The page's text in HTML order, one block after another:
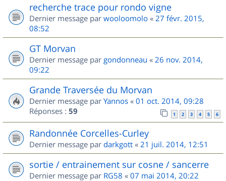
recherche trace pour rondo vigne
Dernier message par wooloomolo « 27 févr. 2015,
08:52
GT Morvan
Dernier message par gondonneau « 26 nov. 2014,
09:22
Grande Traversée du Morvan
Dernier message par Yannos « 01 oct. 2014, 09:28
Réponses : 59 1 2 3 4 5 6
Randonnée Corcelles-Curley
Dernier message par darkgott « 21 juil. 2014, 12:51
sortie / entrainement sur cosne / sancerre
Dernier message par RG58 « 07 mai 2014, 20:22